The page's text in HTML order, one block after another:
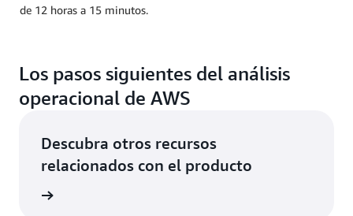
de 12 horas a 15 minutos.
Los pasos siguientes del análisis
operacional de AWS
Descubra otros recursos
relacionados con el producto